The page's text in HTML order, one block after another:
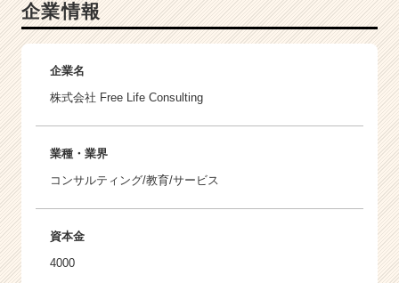
企業情報
企業名
株式会社 Free Life Consulting
業種・業界
コンサルティング/教育/サービス
資本金
4000